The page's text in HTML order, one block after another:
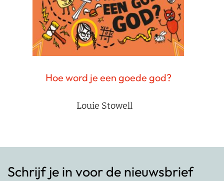
Hoe word je een goede god?
Louie Stowell
Schrijf je in voor de nieuwsbrief